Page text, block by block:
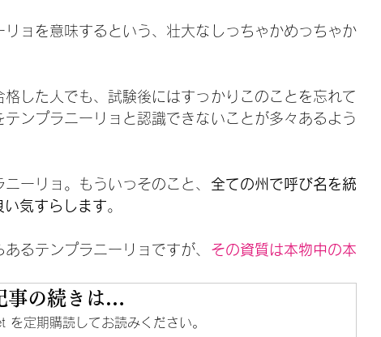
ョを意味するという、壮大なしっちゃかめっちゃか
した人でも、試験後にはすっかりこのことを忘れて
ンプラニーリョと認識できないことが多々あるよう
ーリョ。もういっそのこと、 全ての州で呼び名を統
気すらします。
るテンプラニーリョですが、 その資質は本物中の本
事の続きは…
を定期購読してお読みください。